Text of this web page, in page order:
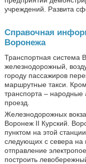
учреждений. Развита
Справочная
Воронежа
Транспортная система
железнодорожный,
городу пассажиров
маршрутные такси.
транспорта – народные
проезд.
Железнодорожных
Воронеж II Курский.
пунктом на этой
следующих с севера на
отправление
построить